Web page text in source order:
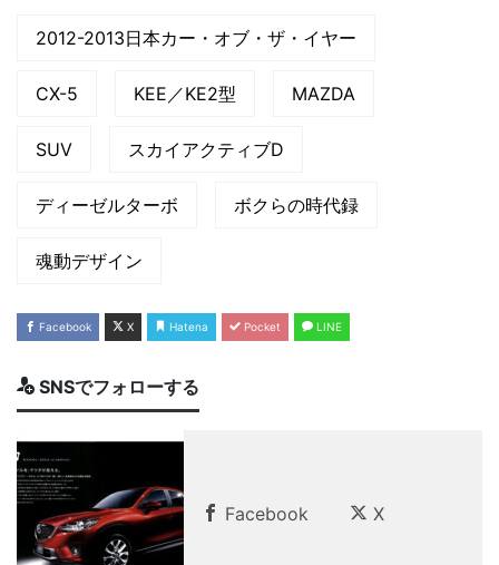
2012-2013日本カー・オブ・ザ・イヤー
CX-5 KEE／KE2型 MAZDA
SUV スカイアクティブD
ディーゼルターボ ボクらの時代録
魂動デザイン
Facebook X Hatena Pocket LINE
SNSでフォローする
Facebook X